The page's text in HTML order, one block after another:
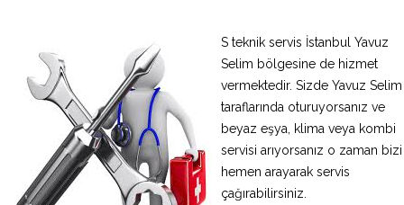
S teknik servis İstanbul Yavuz
Selim bölgesine de hizmet
vermektedir. Sizde Yavuz Selim
taraflarında oturuyorsanız ve
beyaz eşya, klima veya kombi
servisi arıyorsanız o zaman bizi
hemen arayarak servis
çağırabilirsiniz.